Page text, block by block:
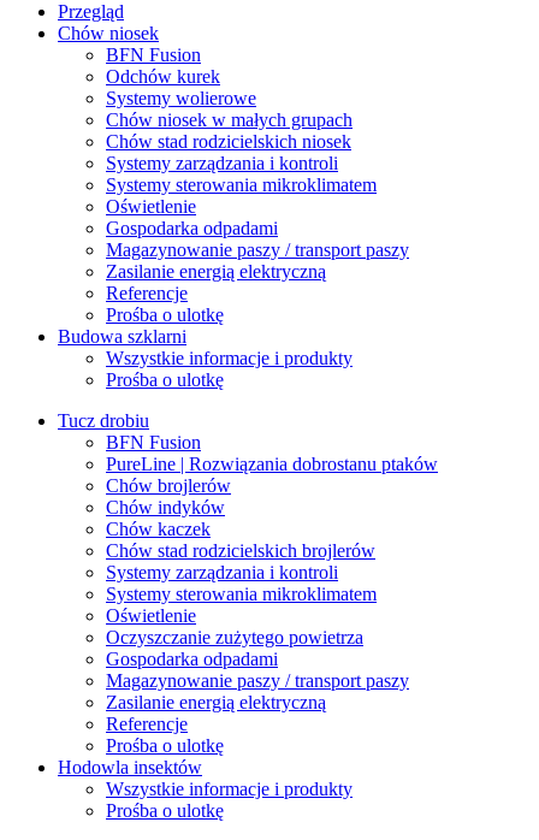
Przegląd
Chów niosek
BFN Fusion
Odchów kurek
Systemy wolierowe
Chów niosek w małych grupach
Chów stad rodzicielskich niosek
Systemy zarządzania i kontroli
Systemy sterowania mikroklimatem
Oświetlenie
Gospodarka odpadami
Magazynowanie paszy / transport paszy
Zasilanie energią elektryczną
Referencje
Prośba o ulotkę
Budowa szklarni
Wszystkie informacje i produkty
Prośba o ulotkę
Tucz drobiu
BFN Fusion
PureLine | Rozwiązania dobrostanu ptaków
Chów brojlerów
Chów indyków
Chów kaczek
Chów stad rodzicielskich brojlerów
Systemy zarządzania i kontroli
Systemy sterowania mikroklimatem
Oświetlenie
Oczyszczanie zużytego powietrza
Gospodarka odpadami
Magazynowanie paszy / transport paszy
Zasilanie energią elektryczną
Referencje
Prośba o ulotkę
Hodowla insektów
Wszystkie informacje i produkty
Prośba o ulotkę